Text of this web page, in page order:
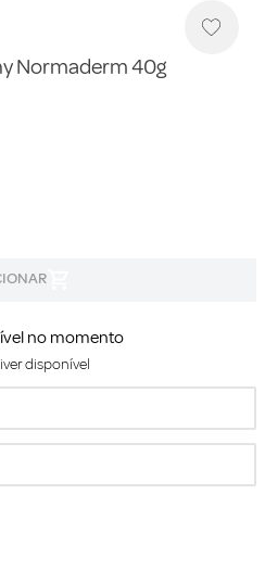
Normaderm 40g
no momento
disponível